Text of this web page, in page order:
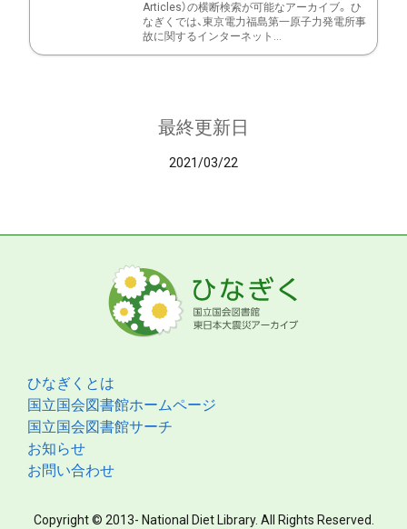
Articles）の横断検索が可能なアーカイブ。 ひ
なぎくでは、東京電力福島第一原子力発電所事
故に関するインターネット...
最終更新日
2021/03/22
ひなぎくとは
国立国会図書館ホームページ
国立国会図書館サーチ
お知らせ
お問い合わせ
Copyright © 2013- National Diet Library. All Rights Reserved.